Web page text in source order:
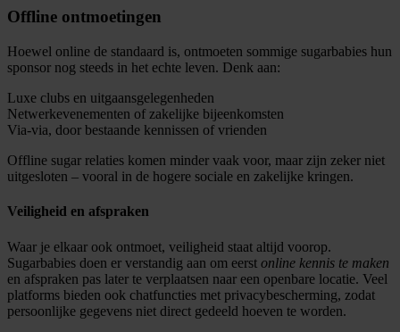
Offline ontmoetingen
Hoewel online de standaard is, ontmoeten sommige sugarbabies hun
sponsor nog steeds in het echte leven. Denk aan:
Luxe clubs en uitgaansgelegenheden
Netwerkevenementen of zakelijke bijeenkomsten
Via-via, door bestaande kennissen of vrienden
Offline sugar relaties komen minder vaak voor, maar zijn zeker niet
uitgesloten – vooral in de hogere sociale en zakelijke kringen.
Veiligheid en afspraken
Waar je elkaar ook ontmoet, veiligheid staat altijd voorop.
Sugarbabies doen er verstandig aan om eerst online kennis te maken
en afspraken pas later te verplaatsen naar een openbare locatie. Veel
platforms bieden ook chatfuncties met privacybescherming, zodat
persoonlijke gegevens niet direct gedeeld hoeven te worden.